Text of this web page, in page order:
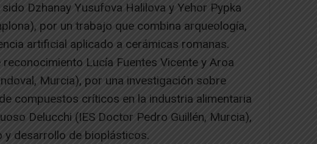
Dzhanay Yusufova Halilova y Yehor Pypka
por un trabajo que combina arqueología,
artificial aplicado a cerámicas romanas.
Lucía Fuentes Vicente y Aroa
Murcia), por una investigación sobre
compuestos críticos en la industria alimentaria
Delucchi (IES Doctor Pedro Guillén, Murcia),
desarrollo de bioplásticos.